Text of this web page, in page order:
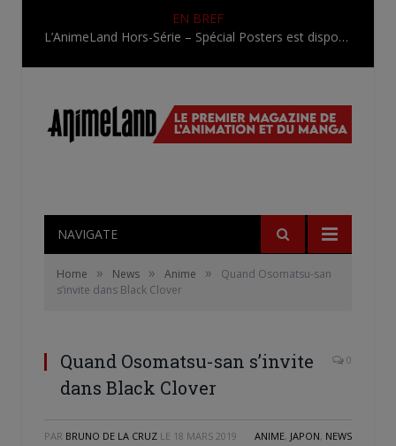
EN BREF
L’AnimeLand Hors-Série – Spécial Posters est disponible !
NAVIGATE
Home » News » Anime »
Quand Osomatsu-san
s’invite dans Black Clover
Quand Osomatsu-san s’invite
dans Black Clover
0
PAR BRUNO DE LA CRUZ LE 18 MARS 2019 ANIME, JAPON, NEWS